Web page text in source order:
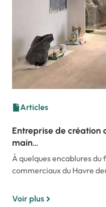
Articles
Entreprise de création
main…
À quelques encablures
commerciaux du Havre
Voir plus